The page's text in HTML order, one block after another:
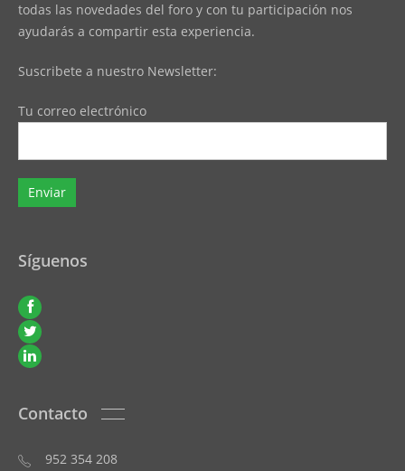
todas las novedades del foro y con tu participación nos
ayudarás a compartir esta experiencia.
Suscribete a nuestro Newsletter:
Tu correo electrónico
Síguenos
Contacto
952 354 208